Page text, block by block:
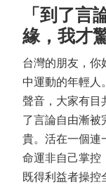
「到了言
緣，我才
台灣的朋友，你
中運動的年輕
聲音，大家有目
了言論自由漸
貴。活在一個連
命運非自己掌控
既得利益者操